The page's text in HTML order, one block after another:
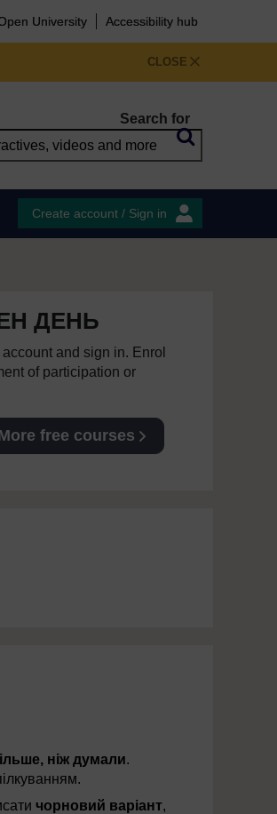
University Accessibility hub
CLOSE
Search for
Create account / Sign in
ДЕНЬ
and sign in. Enrol
of participation or
free courses
ніж думали.
чорновий варіант,